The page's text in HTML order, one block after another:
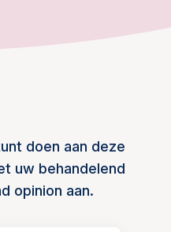
doen aan deze
uw behandelend
opinion aan.